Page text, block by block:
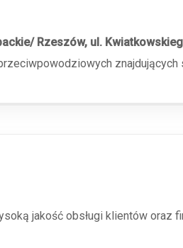
Rzeszów, ul.
znajdujących
jakość obsługi klientów oraz